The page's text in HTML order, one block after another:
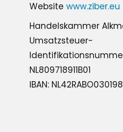
Website www.ziber.eu
Handelskammer
Umsatzsteuer-
NL809718911B01
IBAN: